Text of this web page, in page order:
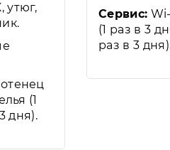
утюг,
(1
дня).
Сервис:
(1 раз в 3
раз в 3